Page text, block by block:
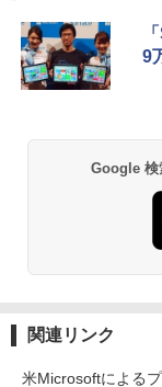
9
Google 検
関連リンク
米Microsoftによる